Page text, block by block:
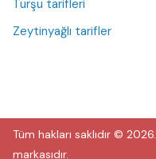
Turşu tarifleri
Zeytinyağlı tarifler
Tüm hakları saklıdır © 2026.
markasıdır.